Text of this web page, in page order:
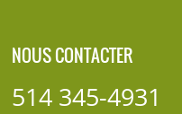
NOUS CONTACTER
514 345-4931